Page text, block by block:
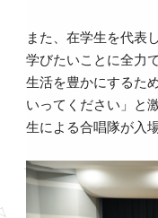
また、在学生を代表
学びたいことに全力
生活を豊かにするた
いってください」と
生による合唱隊が入